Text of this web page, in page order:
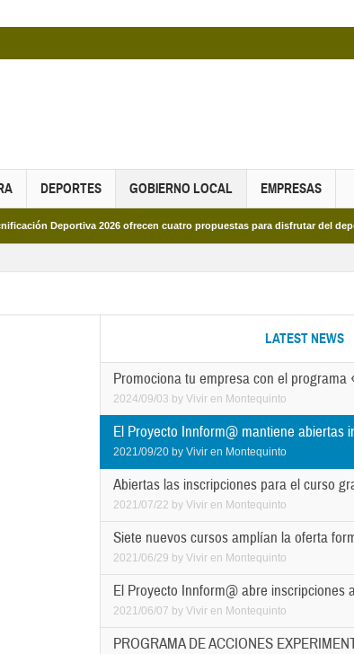
DEPORTES GOBIERNO LOCAL EMPRESAS
2026 ofrecen cuatro propuestas para disfrutar del deporte este verano
LATEST NEWS
Promociona tu empresa con el programa
2024/09/03 by Vivir en Montequinto
El Proyecto Innform@ mantiene abiertas
2021/09/20 by Vivir en Montequinto
Abiertas las inscripciones para el curso
2021/07/22 by Vivir en Montequinto
Siete nuevos cursos amplían la oferta
2021/06/29 by Vivir en Montequinto
El Proyecto Innform@ abre inscripciones
2021/06/07 by Vivir en Montequinto
PROGRAMA DE ACCIONES